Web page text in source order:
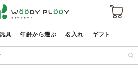
具 年齢から選ぶ 名入れ ギフト